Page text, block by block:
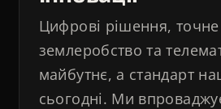
Цифрові рішення, точне
землеробство та
майбутнє, а стандарт
сьогодні. Ми